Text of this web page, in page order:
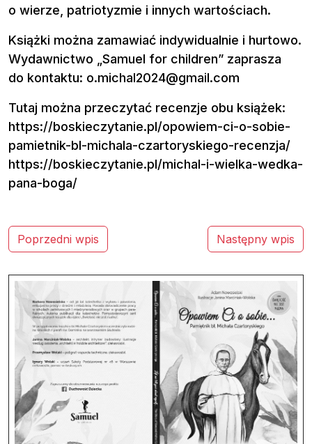
o wierze, patriotyzmie i innych wartościach.
Książki można zamawiać indywidualnie i hurtowo.
Wydawnictwo
„Samuel for children” zaprasza
do kontaktu: o.michal2024@gmail.com
Tutaj można przeczytać recenzje obu książek:
https://boskieczytanie.pl/opowiem-ci-o-sobie-
pamietnik-bl-michala-czartoryskiego-recenzja/
https://boskieczytanie.pl/michal-i-wielka-wedka-
pana-boga/
N
a
w
a
Poprzedni wpis Następny wpis